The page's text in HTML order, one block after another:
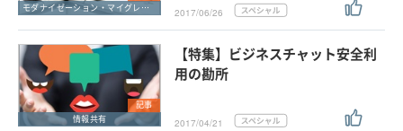
モダナイゼーション・マイグレーション
2017/06/26
記事
情報共有
【特集】ビジネスチャット安全利
用の勘所
2017/04/21